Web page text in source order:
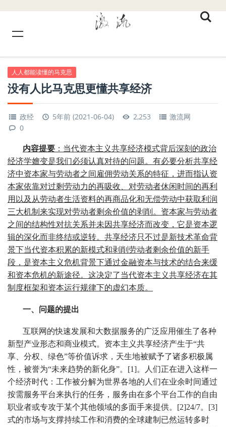
人人都能读懂的马克思
没有人比马克思更懂共享经济
政经 5年前 (2021-06-04) 2,253
激流网
0
内容提要 ： 当代资本主义共享经济模式背后深刻的政治
经济学嬗变是我们必须认真对待的问题。有必要分析共享经
济中资本家与劳动者之间雇佣劳动关系的特征，进而指认资
本家依靠对过剩劳动力的再吸收、对劳动者休闲时间的再利
用以及从劳动者生活资料的再商品化和无偿劳动中获取利润
三大机制来实现对劳动者剩余价值的剥削。资本家与劳动者
之间的结构性对抗关系并未因共享经济而改变，它是资本逻
辑的深化而非终结或逆转。共享经济只不过是新技术革命背
景下当代资本积累的新模式和剥削劳动者剩余价值的新手
段，是资本主义危机背景下通过金融资本与技术的结合来缓
和资本危机的新途径。这决定了当代资本主义共享经济在其
制度框架和资本运行规律下的虚幻本质。
一、问题的提出
互联网的快速发展和大数据服务的广泛应用催生了各种
新型产业形态和商业模式。资本主义共享经济产生于“共
享、分权、绿色”等价值诉求，天生地被赋予了诸多积极属
性，被誉为“未来趋势的新化身”。[1]。人们正在进入这样一
个经济时代：工作被分解为世界各地的人们在业余时间通过
按需服务平台来执行的任务，服务由在多个平台工作的自由
职业者或专攻于某个其他领域的多面手来提供。[2]24/7。[3]
式的市场与支撑持续工作和消费的全球建制已然运转多时